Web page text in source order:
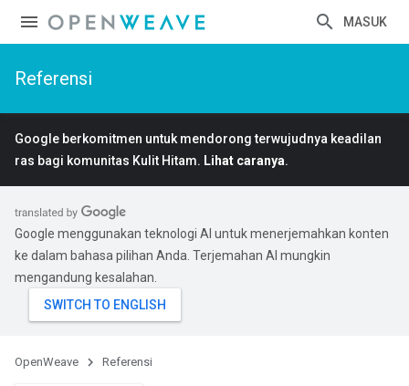
MASUK
Referensi
Google berkomitmen untuk mendorong terwujudnya keadilan
ras bagi komunitas Kulit Hitam. Lihat caranya.
Google menggunakan teknologi AI untuk menerjemahkan konten
ke dalam bahasa pilihan Anda. Terjemahan AI mungkin
mengandung kesalahan.
OpenWeave Referensi